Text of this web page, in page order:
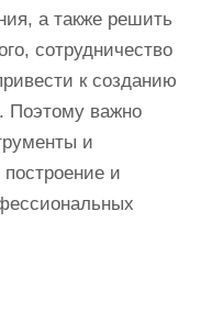
а также решить
сотрудничество
к созданию
Поэтому важно
и
и